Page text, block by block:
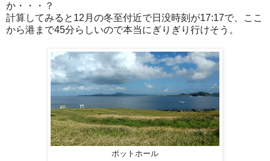
か・・・？
計算してみると12月の冬至付近で日没時刻が17:17で、ここ
から港まで45分らしいので本当にぎりぎり行けそう。
ポットホール